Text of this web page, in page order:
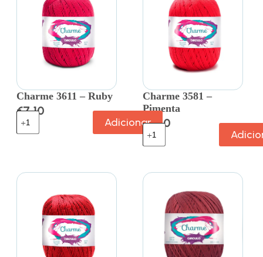
Charme 3611 – Ruby
€7.10
Adicionar
Charme 3581 –
Pimenta
€7.10